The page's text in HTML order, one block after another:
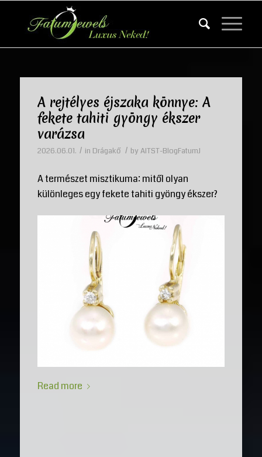
A rejtélyes éjszaka könnye: A
fekete tahiti gyöngy ékszer
varázsa
2026.06.01. / in Drágakő / by AITST-BlogFatumJ
A természet misztikuma: mitől olyan
különleges egy fekete tahiti gyöngy ékszer?
Read more